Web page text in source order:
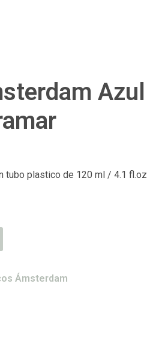
Azul
tubo plastico de 120 ml / 4.1 fl.oz
Ámsterdam